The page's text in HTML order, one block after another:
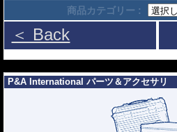
商品カテゴリー :
＜ Back
P&A International パーツ＆アクセサリ